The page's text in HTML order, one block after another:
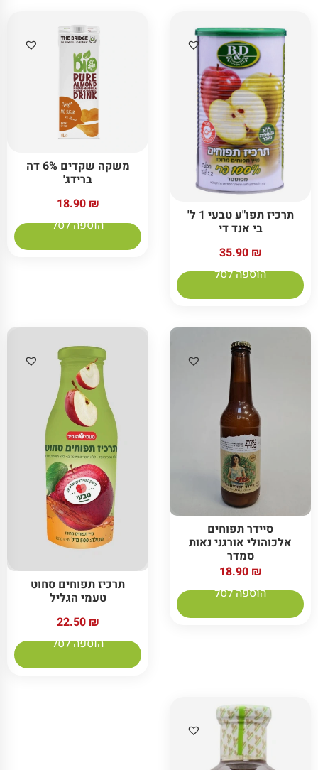
תרכיז תפו"ע טבעי 1 ל'
בי אנד די
35.90 ₪
הוספה לסל
משקה שקדים 6% דה
ברידג'
18.90 ₪
הוספה לסל
סיידר תפוחים
אלכוהולי אורגני נאות
סמדר
18.90 ₪
הוספה לסל
תרכיז תפוחים סחוט
טעמי הגליל
22.50 ₪
הוספה לסל